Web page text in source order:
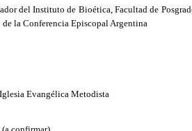
del Instituto de Bioética, Facultad de
dela Conferencia Episcopal Argentina
Evangélica Metodista